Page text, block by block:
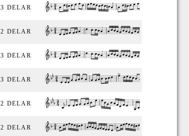
3 DELAR
2 DELAR
3 DELAR
3 DELAR
2 DELAR
2 DELAR